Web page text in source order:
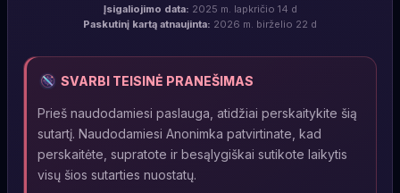
Įsigaliojimo data: 2025 m. lapkričio 14 d
Paskutinį kartą atnaujinta: 2026 m. birželio 22 d
SVARBI TEISINĖ PRANEŠIMAS
Prieš naudodamiesi paslauga, atidžiai perskaitykite šią
sutartį. Naudodamiesi Anonimka patvirtinate, kad
perskaitėte, supratote ir besąlygiškai sutikote laikytis
visų šios sutarties nuostatų.